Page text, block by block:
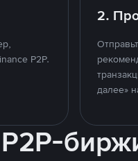
P2P.
2.
далее»